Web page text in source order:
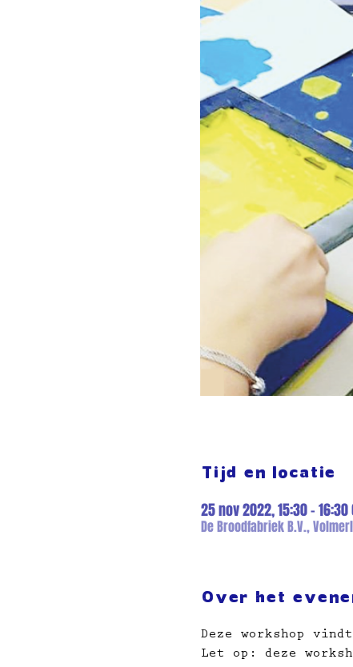
Tijd en locatie
25 nov 2022, 15:30 – 16:30
De Broodfabriek B.V.,
Over het
Deze workshop
Let op: deze